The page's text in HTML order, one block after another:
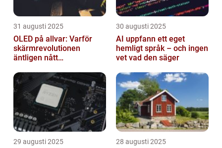
31 augusti 2025
OLED på allvar: Varför
skärmrevolutionen
äntligen nått
30 augusti 2025
AI uppfann ett eget
hemligt språk – och ingen
vet vad den säger
29 augusti 2025 28 augusti 2025